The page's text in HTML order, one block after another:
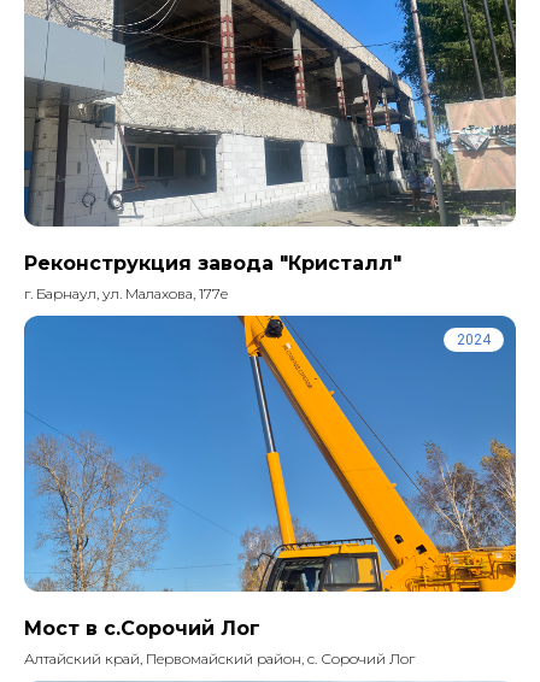
Реконструкция завода "Кристалл"
г. Барнаул, ул. Малахова, 177е
2024
Мост в с.Сорочий Лог
Алтайский край, Первомайский район, с. Сорочий Лог